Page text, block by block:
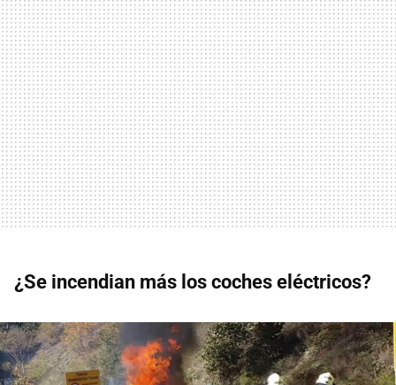
¿Se incendian más los coches eléctricos?